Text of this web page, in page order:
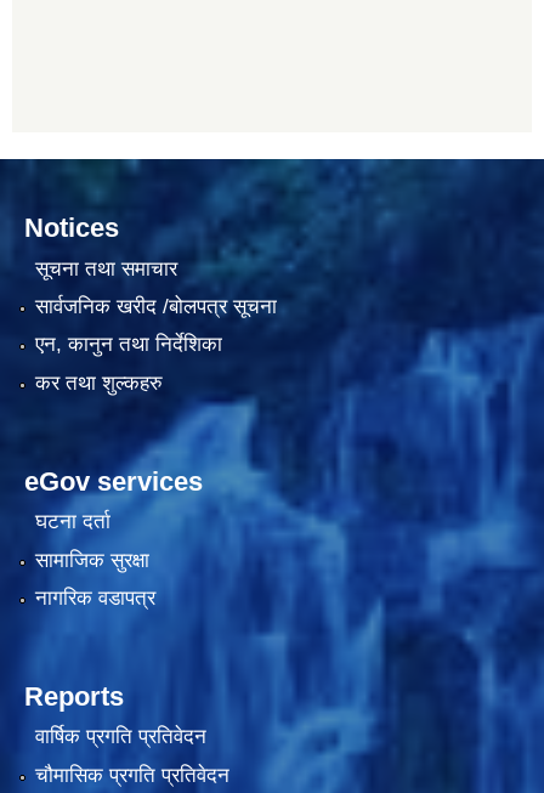
Notices
सूचना तथा समाचार
सार्वजनिक खरीद /बोलपत्र सूचना
एन, कानुन तथा निर्देशिका
कर तथा शुल्कहरु
eGov services
घटना दर्ता
सामाजिक सुरक्षा
नागरिक वडापत्र
Reports
वार्षिक प्रगति प्रतिवेदन
चौमासिक प्रगति प्रतिवेदन